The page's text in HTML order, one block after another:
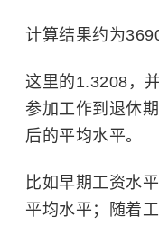
计算结果约为
这里的1.3208，
参加工作到退休
后的平均水平。
比如早期工资水
平均水平；随着